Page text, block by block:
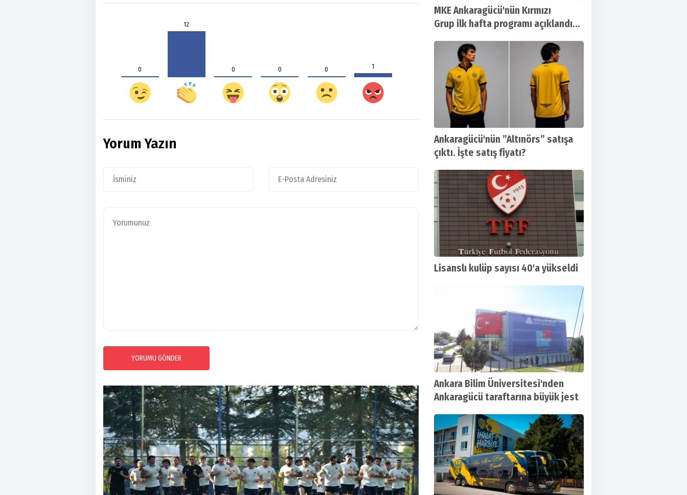
0
12
0 0 0 1
Yorum Yazın
YORUMU GÖNDER
MKE Ankaragücü'nün Kırmızı
Grup ilk hafta programı açıklandı...
Ankaragücü'nün ”Altınörs” satışa
çıktı. İşte satış fiyatı?
Lisanslı kulüp sayısı 40'a yükseldi
Ankara Bilim Üniversitesi'nden
Ankaragücü taraftarına büyük jest